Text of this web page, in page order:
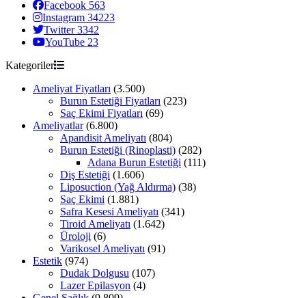
Facebook 563
Instagram 34223
Twitter 3342
YouTube 23
Kategoriler
Ameliyat Fiyatları (3.500)
Burun Estetiği Fiyatları (223)
Saç Ekimi Fiyatları (69)
Ameliyatlar(6.800)
Apandisit Ameliyatı (804)
Burun Estetiği (Rinoplasti) (282)
Adana Burun Estetiği (111)
Diş Estetiği (1.606)
Liposuction (Yağ Aldırma) (38)
Saç Ekimi (1.881)
Safra Kesesi Ameliyatı (341)
Tiroid Ameliyatı (1.642)
Üroloji (6)
Varikosel Ameliyatı (91)
Estetik (974)
Dudak Dolgusu (107)
Lazer Epilasyon (4)